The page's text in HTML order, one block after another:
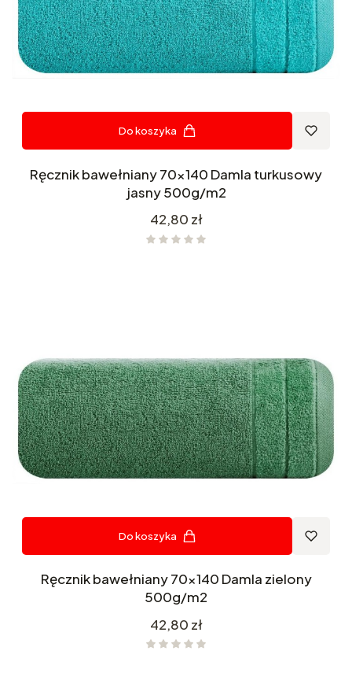
Do koszyka
Ręcznik bawełniany 70x140 Damla turkusowy
jasny 500g/m2
Cena
42,80 zł
Do koszyka
Ręcznik bawełniany 70x140 Damla zielony
500g/m2
Cena
42,80 zł